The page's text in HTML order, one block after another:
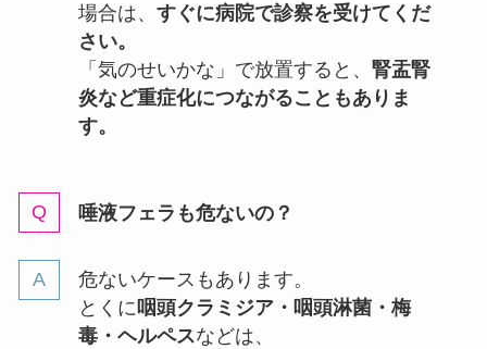
場合は、 すぐに病院で診察を受けてくだ
さい。
「気のせいかな」で放置すると、 腎盂腎
炎など重症化につながることもありま
す。
唾液フェラも危ないの？
危ないケースもあります。
とくに咽頭クラミジア・咽頭淋菌・梅
毒・ヘルペスなどは、